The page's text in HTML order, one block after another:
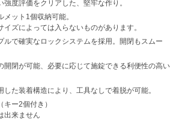
度評価をクリアした、堅牢な作り。
ット1個収納可能。
ズによっては入らないものがあります。
ルで確実なロックシステムを採用。開閉もスムー
開閉が可能、必要に応じて施錠できる利便性の高い
した装着構造により、工具なしで着脱が可能。
ー2個付き）
出来ません